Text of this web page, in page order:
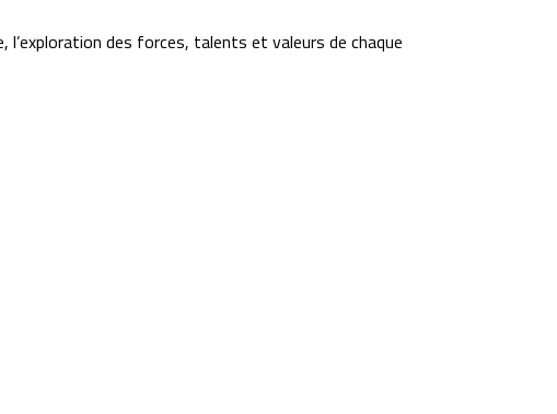
l’exploration des forces, talents et valeurs de chaque